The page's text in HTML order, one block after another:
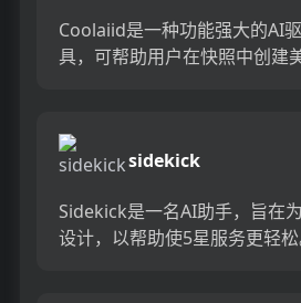
Coolaiid是一种功能强大的AI
具，可帮助用户在快照中创建
sidekick
Sidekick是一名AI助手，旨在
设计，以帮助使5星服务更轻